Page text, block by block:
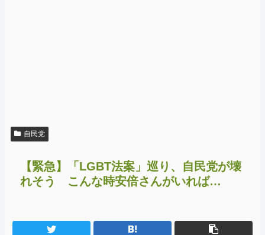
自民党
【緊急】「LGBT法案」巡り、自民党が壊
れそう こんな時安倍さんがいれば…